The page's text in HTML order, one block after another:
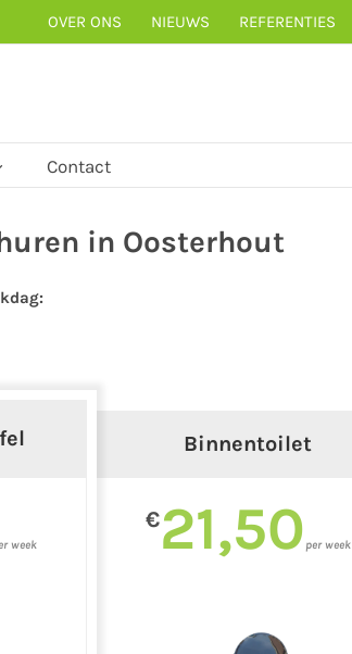
OVER ONS NIEUWS REFERENTIES
Contact
in Oosterhout
week
Binnentoilet
€21,50 per week